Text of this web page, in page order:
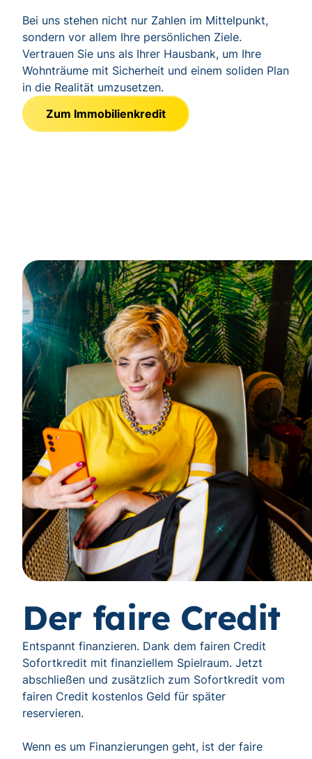
Bei uns stehen nicht nur Zahlen im Mittelpunkt,
sondern vor allem Ihre persönlichen Ziele.
Vertrauen Sie uns als Ihrer Hausbank, um Ihre
Wohnträume mit Sicherheit und einem soliden Plan
in die Realität umzusetzen.
Zum Immobilienkredit
Der faire Credit
Entspannt finanzieren. Dank dem fairen Credit
Sofortkredit mit finanziellem Spielraum. Jetzt
abschließen und zusätzlich zum Sofortkredit vom
fairen Credit kostenlos Geld für später
reservieren.
Wenn es um Finanzierungen geht, ist der faire